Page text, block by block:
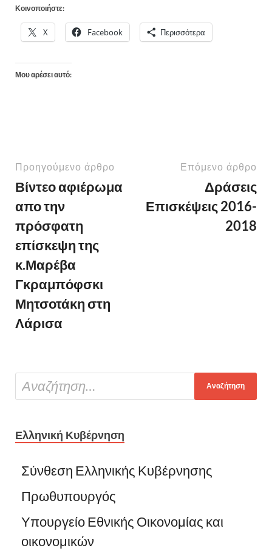
Κοινοποιήστε:
X Facebook Περισσότερα
Μου αρέσει αυτό:
Προηγούμενο άρθρο
Βίντεο αφιέρωμα
απο την
πρόσφατη
επίσκεψη της
κ.Μαρέβα
Γκραμπόφσκι
Μητσοτάκη στη
Λάρισα
Επόμενο άρθρο
Δράσεις
Επισκέψεις 2016-
2018
Ελληνική Κυβέρνηση
Σύνθεση Ελληνικής Κυβέρνησης
Πρωθυπουργός
Υπουργείο Εθνικής Οικονομίας και
οικονομικών